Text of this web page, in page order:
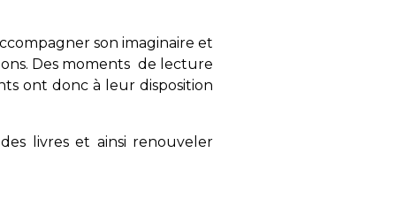
son imaginaire et
Des moments de lecture
ont donc à leur disposition
livres et ainsi renouveler